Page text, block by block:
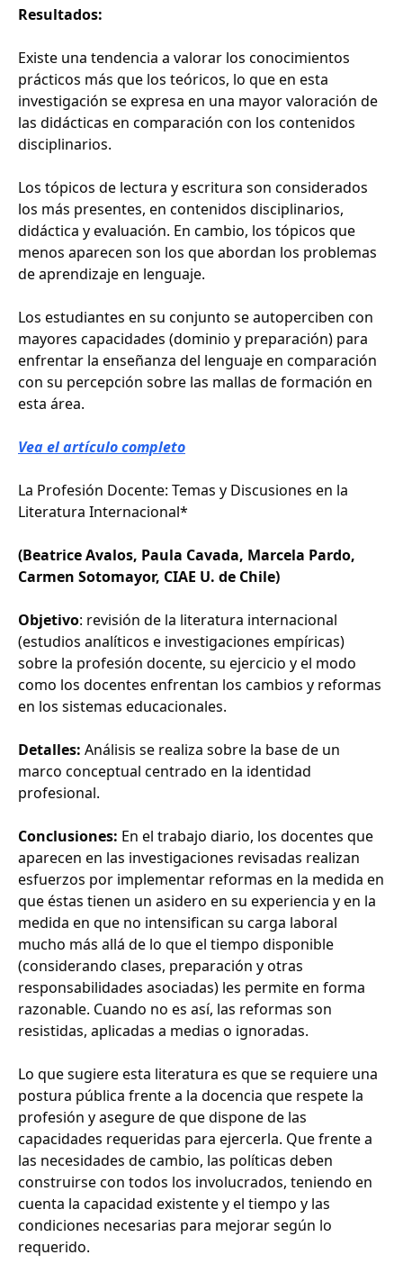
Resultados:
Existe una tendencia a valorar los conocimientos
prácticos más que los teóricos, lo que en esta
investigación se expresa en una mayor valoración de
las didácticas en comparación con los contenidos
disciplinarios.
Los tópicos de lectura y escritura son considerados
los más presentes, en contenidos disciplinarios,
didáctica y evaluación. En cambio, los tópicos que
menos aparecen son los que abordan los problemas
de aprendizaje en lenguaje.
Los estudiantes en su conjunto se autoperciben con
mayores capacidades (dominio y preparación) para
enfrentar la enseñanza del lenguaje en comparación
con su percepción sobre las mallas de formación en
esta área.
Vea el artículo completo
La Profesión Docente: Temas y Discusiones en la
Literatura Internacional*
(Beatrice Avalos, Paula Cavada, Marcela Pardo,
Carmen Sotomayor, CIAE U. de Chile)
Objetivo: revisión de la literatura internacional
(estudios analíticos e investigaciones empíricas)
sobre la profesión docente, su ejercicio y el modo
como los docentes enfrentan los cambios y reformas
en los sistemas educacionales.
Detalles: Análisis se realiza sobre la base de un
marco conceptual centrado en la identidad
profesional.
Conclusiones: En el trabajo diario, los docentes que
aparecen en las investigaciones revisadas realizan
esfuerzos por implementar reformas en la medida en
que éstas tienen un asidero en su experiencia y en la
medida en que no intensifican su carga laboral
mucho más allá de lo que el tiempo disponible
(considerando clases, preparación y otras
responsabilidades asociadas) les permite en forma
razonable. Cuando no es así, las reformas son
resistidas, aplicadas a medias o ignoradas.
Lo que sugiere esta literatura es que se requiere una
postura pública frente a la docencia que respete la
profesión y asegure de que dispone de las
capacidades requeridas para ejercerla. Que frente a
las necesidades de cambio, las políticas deben
construirse con todos los involucrados, teniendo en
cuenta la capacidad existente y el tiempo y las
condiciones necesarias para mejorar según lo
requerido.